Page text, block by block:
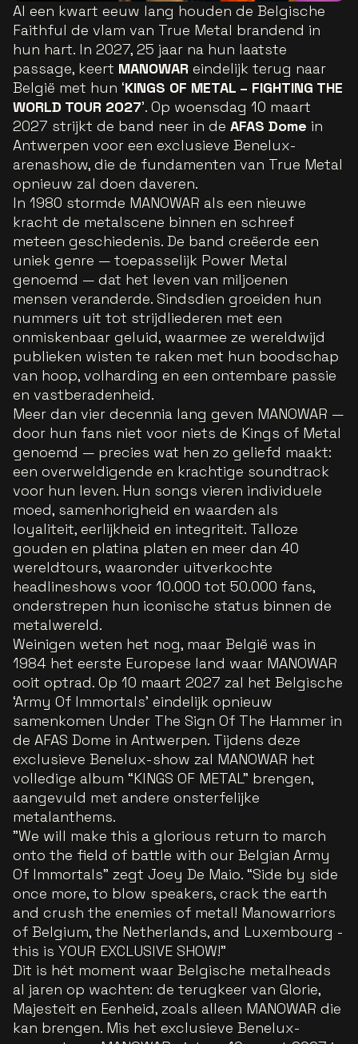
Al een kwart eeuw lang houden de Belgische
Faithful de vlam van True Metal brandend in
hun hart. In 2027, 25 jaar na hun laatste
passage, keert MANOWAR eindelijk terug naar
België met hun ‘KINGS OF METAL – FIGHTING THE
WORLD TOUR 2027’. Op woensdag 10 maart
2027 strijkt de band neer in de AFAS Dome in
Antwerpen voor een exclusieve Benelux-
arenashow, die de fundamenten van True Metal
opnieuw zal doen daveren.
In 1980 stormde MANOWAR als een nieuwe
kracht de metalscene binnen en schreef
meteen geschiedenis. De band creëerde een
uniek genre — toepasselijk Power Metal
genoemd — dat het leven van miljoenen
mensen veranderde. Sindsdien groeiden hun
nummers uit tot strijdliederen met een
onmiskenbaar geluid, waarmee ze wereldwijd
publieken wisten te raken met hun boodschap
van hoop, volharding en een ontembare passie
en vastberadenheid.
Meer dan vier decennia lang geven MANOWAR —
door hun fans niet voor niets de Kings of Metal
genoemd — precies wat hen zo geliefd maakt:
een overweldigende en krachtige soundtrack
voor hun leven. Hun songs vieren individuele
moed, samenhorigheid en waarden als
loyaliteit, eerlijkheid en integriteit. Talloze
gouden en platina platen en meer dan 40
wereldtours, waaronder uitverkochte
headlineshows voor 10.000 tot 50.000 fans,
onderstrepen hun iconische status binnen de
metalwereld.
Weinigen weten het nog, maar België was in
1984 het eerste Europese land waar MANOWAR
ooit optrad. Op 10 maart 2027 zal het Belgische
‘Army Of Immortals’ eindelijk opnieuw
samenkomen Under The Sign Of The Hammer in
de AFAS Dome in Antwerpen. Tijdens deze
exclusieve Benelux-show zal MANOWAR het
volledige album “KINGS OF METAL” brengen,
aangevuld met andere onsterfelijke
metalanthems.
"We will make this a glorious return to march
onto the field of battle with our Belgian Army
Of Immortals” zegt Joey De Maio. “Side by side
once more, to blow speakers, crack the earth
and crush the enemies of metal! Manowarriors
of Belgium, the Netherlands, and Luxembourg -
this is YOUR EXCLUSIVE SHOW!"
Dit is hét moment waar Belgische metalheads
al jaren op wachten: de terugkeer van Glorie,
Majesteit en Eenheid, zoals alleen MANOWAR die
kan brengen. Mis het exclusieve Benelux-